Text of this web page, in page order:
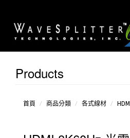
各Products
首頁 商品分類 各式線材